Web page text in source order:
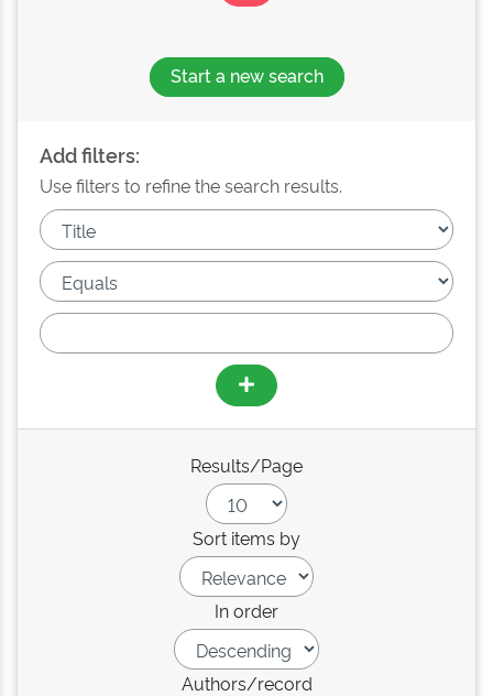
Start a new search
Add filters:
Use filters to refine the search results.
Results/Page
Sort items by
In order
Authors/record